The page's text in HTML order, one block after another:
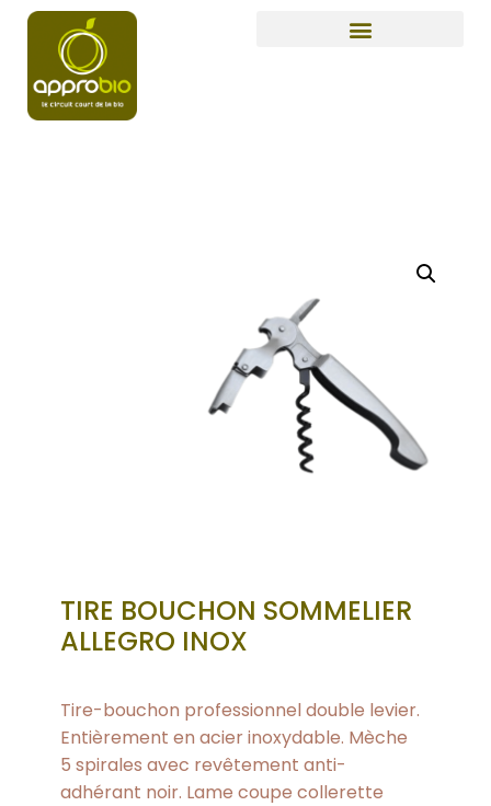
TIRE BOUCHON SOMMELIER
ALLEGRO INOX
Tire-bouchon professionnel double levier.
Entièrement en acier inoxydable. Mèche
5 spirales avec revêtement anti-
adhérant noir. Lame coupe collerette